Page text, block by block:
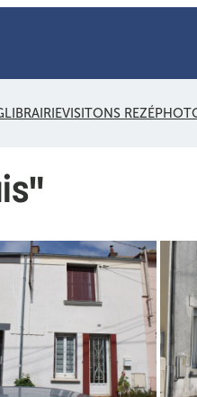
LIBRAIRIEVISITONS REZÉ